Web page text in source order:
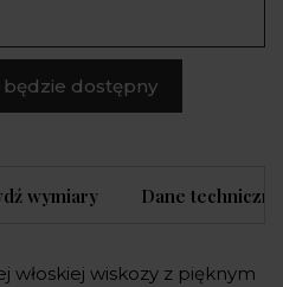
dostępny
wymiary Dane techniczne
włoskiej wiskozy z pięknym